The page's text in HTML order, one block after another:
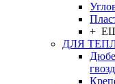
+
ДЛЯ